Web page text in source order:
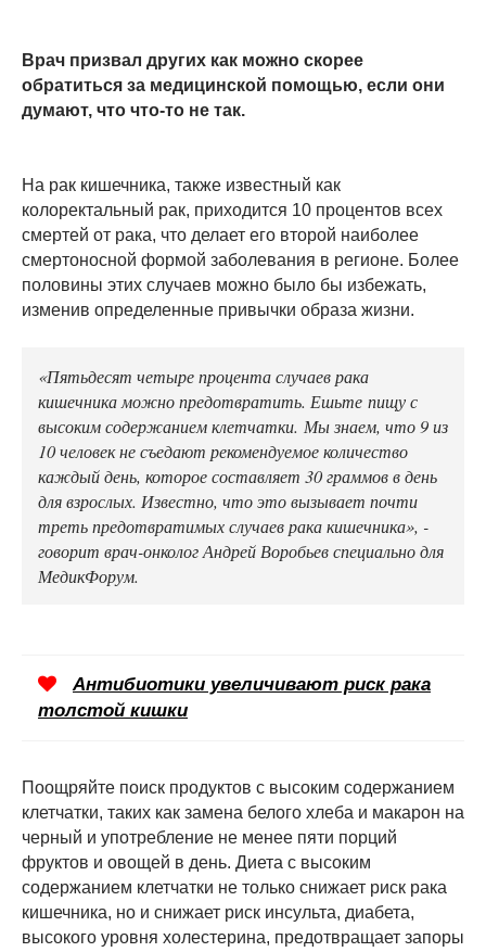
Врач призвал других как можно скорее
обратиться за медицинской помощью, если они
думают, что что-то не так.
На рак кишечника, также известный как
колоректальный рак, приходится 10 процентов всех
смертей от рака, что делает его второй наиболее
смертоносной формой заболевания в регионе. Более
половины этих случаев можно было бы избежать,
изменив определенные привычки образа жизни.
«Пятьдесят четыре процента случаев рака
кишечника можно предотвратить. Ешьте пищу с
высоким содержанием клетчатки. Мы знаем, что 9 из
10 человек не съедают рекомендуемое количество
каждый день, которое составляет 30 граммов в день
для взрослых. Известно, что это вызывает почти
треть предотвратимых случаев рака кишечника», -
говорит врач-онколог Андрей Воробьев специально для
МедикФорум.
Антибиотики увеличивают риск рака
толстой кишки
Поощряйте поиск продуктов с высоким содержанием
клетчатки, таких как замена белого хлеба и макарон на
черный и употребление не менее пяти порций
фруктов и овощей в день. Диета с высоким
содержанием клетчатки не только снижает риск рака
кишечника, но и снижает риск инсульта, диабета,
высокого уровня холестерина, предотвращает запоры